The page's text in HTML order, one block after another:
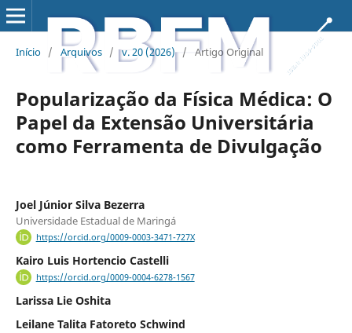
Início / Arquivos / v. 20 (2026) / Artigo Original
Popularização da Física Médica: O
Papel da Extensão Universitária
como Ferramenta de Divulgação
Joel Júnior Silva Bezerra
Universidade Estadual de Maringá
https://orcid.org/0009-0003-3471-727X
Kairo Luis Hortencio Castelli
https://orcid.org/0009-0004-6278-1567
Larissa Lie Oshita
Leilane Talita Fatoreto Schwind